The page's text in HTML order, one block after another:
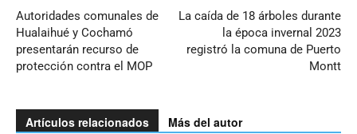
Autoridades comunales de
Hualaihué y Cochamó
presentarán recurso de
protección contra el MOP
La caída de 18 árboles durante
la época invernal 2023
registró la comuna de Puerto
Montt
Artículos relacionados Más del autor